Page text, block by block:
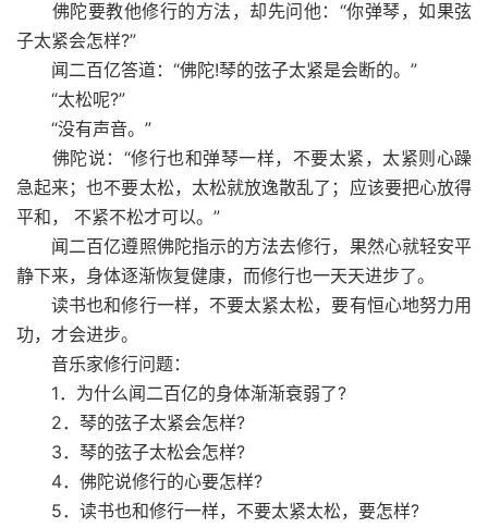
佛陀要教他修行的方法，却先问他：“你弹琴，如果弦
子太紧会怎样?”
闻二百亿答道：“佛陀!琴的弦子太紧是会断的。”
“太松呢?”
“没有声音。”
佛陀说：“修行也和弹琴一样，不要太紧，太紧则心躁
急起来；也不要太松，太松就放逸散乱了；应该要把心放得
平和， 不紧不松才可以。”
闻二百亿遵照佛陀指示的方法去修行，果然心就轻安平
静下来，身体逐渐恢复健康，而修行也一天天进步了。
读书也和修行一样，不要太紧太松，要有恒心地努力用
功，才会进步。
音乐家修行问题：
1．为什么闻二百亿的身体渐渐衰弱了?
2．琴的弦子太紧会怎样?
3．琴的弦子太松会怎样?
4．佛陀说修行的心要怎样?
5．读书也和修行一样，不要太紧太松，要怎样?